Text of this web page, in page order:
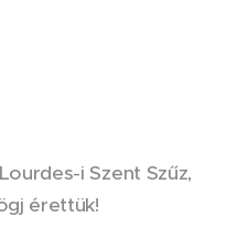
Lourdes-i Szent Szűz,
érettük!